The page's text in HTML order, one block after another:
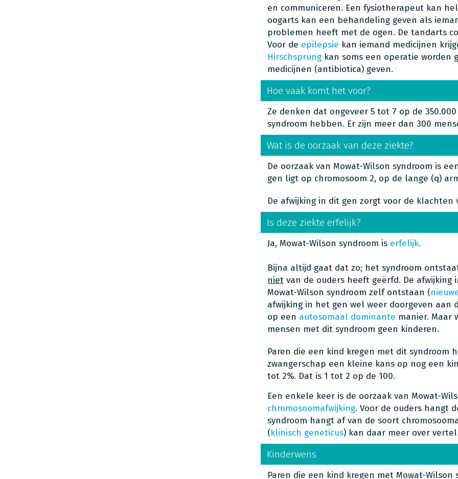
en communiceren. Een fysiotherapeut kan
oogarts kan een behandeling geven als
problemen heeft met de ogen. De tandarts
Voor de epilepsie kan iemand medicijnen
Hirschsprungkan soms een operatie worden
medicijnen (antibiotica) geven.
Hoe vaak komt het voor?
Ze denken dat ongeveer 5 tot 7 op de
syndroom hebben. Er zijn meer dan 300
Wat is de oorzaak van deze ziekte?
De oorzaak van Mowat-Wilson syndroom is
gen ligt op chromosoom 2, op de lange (q)
De afwijking in dit gen zorgt voor de klachten
Is deze ziekte erfelijk?
Ja, Mowat-Wilson syndroom is erfelijk.
Bijna altijd gaat dat zo; het syndroom
nietvan de ouders heeft geërfd. De afwijking
Mowat-Wilson syndroom zelf ontstaan (
afwijking in het gen wel weer doorgeven aan
op een autosomaal dominante manier. Maar
mensen met dit syndroom geen kinderen.
Paren die een kind kregen met dit syndroom
zwangerschap een kleine kans op nog een
tot 2%. Dat is 1 tot 2 op de 100.
Een enkele keer is de oorzaak van Mowat-
chromosoomafwijking. Voor de ouders hangt
syndroom hangt af van de soort
(klinisch geneticus) kan daar meer over
Kinderwens
Paren die een kind kregen met Mowat-